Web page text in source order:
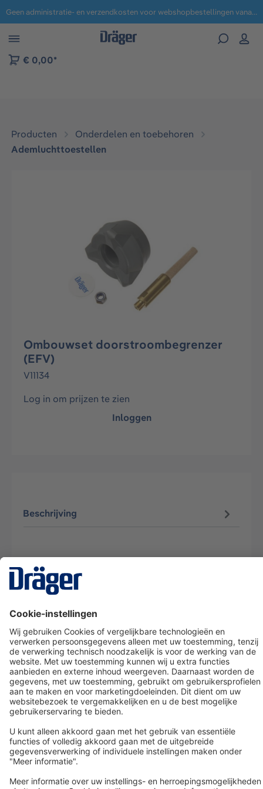
naar navigatie B2B-platform Geen administratie- en verzendkosten voor webshopbestellingen vanaf € 100,-.
€ 0,00*
Producten
Onderdelen en toebehoren
Ademluchttoestellen
Ombouwset doorstroombegrenzer
(EFV)
V11134
Log in om prijzen te zien
Inloggen
Beschrijving
Dräger klantenservice
Over Dräger
Bestellen in onze webshop
Community